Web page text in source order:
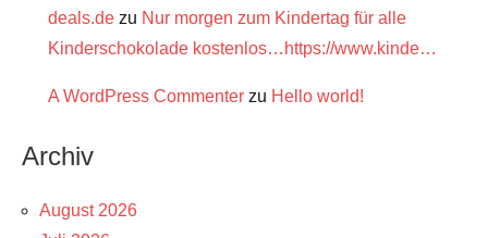
deals.de zu Nur morgen zum Kindertag für alle
Kinderschokolade kostenlos…https://www.kinde…
A WordPress Commenter zu Hello world!
Archiv
August 2026